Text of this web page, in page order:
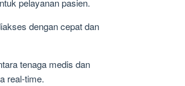
pelayanan pasien.
dengan cepat dan
tenaga medis dan
real-time.